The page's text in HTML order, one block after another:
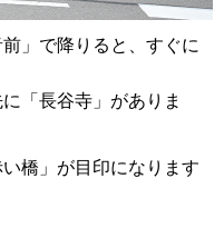
」で降りると、すぐに
「長谷寺」がありま
橋」が目印になります